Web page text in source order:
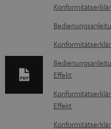
D
o
m
e
n
t
Effekt
Effekt